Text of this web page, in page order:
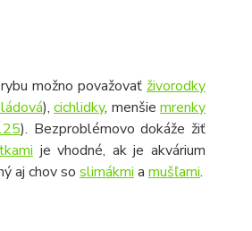
možno považovať živorodky
),cichlidky, menšiemrenky
). Bezproblémovo dokáže žiť
je vhodné, ak je akvárium
aj chov so slimákmi a mušľami.